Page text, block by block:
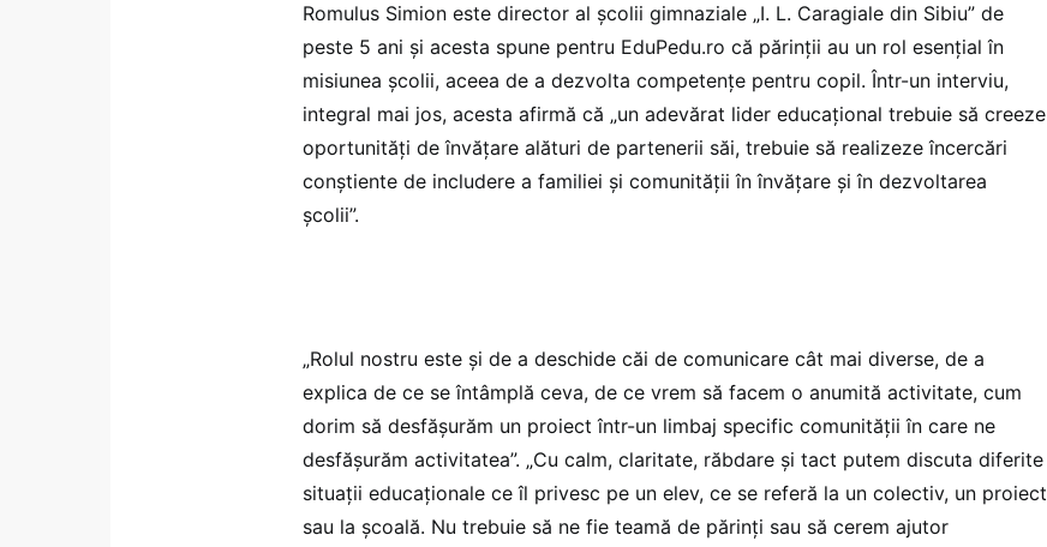
Romulus Simion este director al școlii gimnaziale „I. L. Caragiale din Sibiu” de
peste 5 ani și acesta spune pentru EduPedu.ro că părinții au un rol esențial în
misiunea școlii, aceea de a dezvolta competențe pentru copil. Într-un interviu,
integral mai jos, acesta afirmă că „un adevărat lider educațional trebuie să creeze
oportunități de învățare alături de partenerii săi, trebuie să realizeze încercări
conștiente de includere a familiei și comunității în învățare și în dezvoltarea
școlii”.
„Rolul nostru este și de a deschide căi de comunicare cât mai diverse, de a
explica de ce se întâmplă ceva, de ce vrem să facem o anumită activitate, cum
dorim să desfășurăm un proiect într-un limbaj specific comunității în care ne
desfășurăm activitatea”. „Cu calm, claritate, răbdare și tact putem discuta diferite
situații educaționale ce îl privesc pe un elev, ce se referă la un colectiv, un proiect
sau la școală. Nu trebuie să ne fie teamă de părinți sau să cerem ajutor